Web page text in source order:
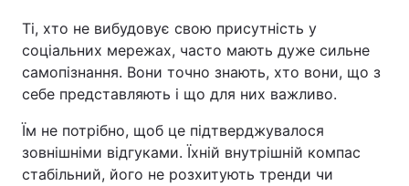
Ті, хто не вибудовує свою присутність у
соціальних мережах, часто мають дуже сильне
самопізнання. Вони точно знають, хто вони, що з
себе представляють і що для них важливо.
Їм не потрібно, щоб це підтверджувалося
зовнішніми відгуками. Їхній внутрішній компас
стабільний, його не розхитують тренди чи